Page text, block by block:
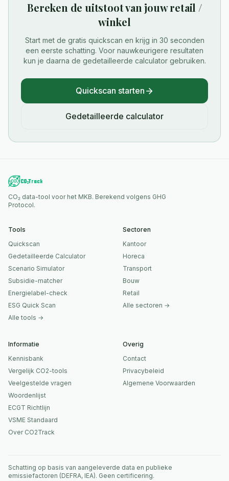
Bereken de uitstoot van jouwretail /
winkel
Start met de gratis quickscan en krijg in 30 seconden
een eerste schatting. Voor nauwkeurigere resultaten
kun je daarna de gedetailleerde calculator gebruiken.
Quickscan starten
Gedetailleerde calculator
CO₂ data-tool voor het MKB. Berekend volgens GHG
Protocol.
Tools
Quickscan
Gedetailleerde Calculator
Scenario Simulator
Subsidie-matcher
Energielabel-check
ESG Quick Scan
Alle tools →
Sectoren
Kantoor
Horeca
Transport
Bouw
Retail
Alle sectoren →
Informatie
Kennisbank
Vergelijk CO2-tools
Veelgestelde vragen
Woordenlijst
ECGT Richtlijn
VSME Standaard
Over CO2Track
Overig
Contact
Privacybeleid
Algemene Voorwaarden
Schatting op basis van aangeleverde data en publieke
emissiefactoren (DEFRA, IEA). Geen certificering.